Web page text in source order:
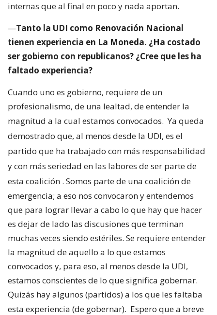
internas que al final en poco y nada aportan.
—Tanto la UDI como Renovación Nacional
tienen experiencia en La Moneda. ¿Ha costado
ser gobierno con republicanos? ¿Cree que les ha
faltado experiencia?
Cuando uno es gobierno, requiere de un
profesionalismo, de una lealtad, de entender la
magnitud a la cual estamos convocados. Ya queda
demostrado que, al menos desde la UDI, es el
partido que ha trabajado con más responsabilidad
y con más seriedad en las labores de ser parte de
esta coalición . Somos parte de una coalición de
emergencia; a eso nos convocaron y entendemos
que para lograr llevar a cabo lo que hay que hacer
es dejar de lado las discusiones que terminan
muchas veces siendo estériles. Se requiere entender
la magnitud de aquello a lo que estamos
convocados y, para eso, al menos desde la UDI,
estamos conscientes de lo que significa gobernar.
Quizás hay algunos (partidos) a los que les faltaba
esta experiencia (de gobernar). Espero que a breve